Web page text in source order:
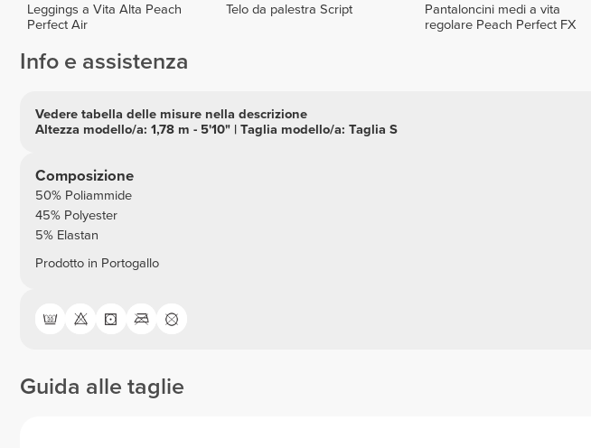
Leggings a Vita Alta Peach
Perfect Air
Telo da palestra Script
Pantaloncini medi a vita
regolare Peach Perfect FX
Info e assistenza
Vedere tabella delle misure nella descrizione
Altezza modello/a: 1,78 m - 5'10" | Taglia modello/a: Taglia S
Composizione
50% Poliammide
45% Polyester
5% Elastan
Prodotto in Portogallo
Guida alle taglie